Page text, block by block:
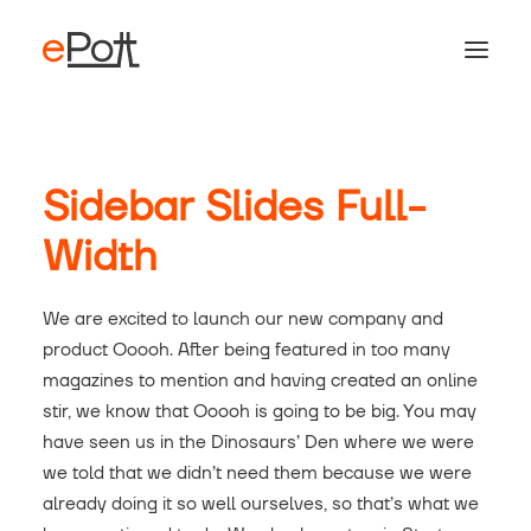
Sidebar Slides Full-
Width
We are excited to launch our new company and
product Ooooh. After being featured in too many
magazines to mention and having created an online
stir, we know that Ooooh is going to be big. You may
have seen us in the Dinosaurs’ Den where we were
we told that we didn’t need them because we were
already doing it so well ourselves, so that’s what we